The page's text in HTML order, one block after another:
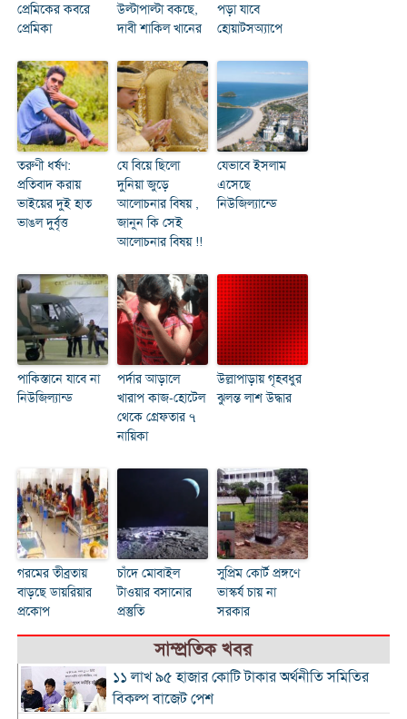
প্রেমিকের কবরে
প্রেমিকা
উল্টাপাল্টা বকছে,
দাবী শাকিল খানের
পড়া যাবে
হোয়াটসঅ্যাপে
তরুণী ধর্ষণ:
প্রতিবাদ করায়
ভাইয়ের দুই হাত
ভাঙল দুর্বৃত্ত
যে বিয়ে ছিলো
দুনিয়া জুড়ে
আলোচনার বিষয় ,
জানুন কি সেই
আলোচনার বিষয় !!
যেভাবে ইসলাম
এসেছে
নিউজিল্যান্ডে
পাকিস্তানে যাবে না
নিউজিল্যান্ড
পর্দার আড়ালে
খারাপ কাজ-হোটেল
থেকে গ্রেফতার ৭
নায়িকা
উল্লাপাড়ায় গৃহবধুর
ঝুলন্ত লাশ উদ্ধার
গরমের তীব্রতায়
বাড়ছে ডায়রিয়ার
প্রকোপ
চাঁদে মোবাইল
টাওয়ার বসানোর
প্রস্তুতি
সুপ্রিম কোর্ট প্রঙ্গণে
ভাস্কর্য চায় না
সরকার
সাম্প্রতিক খবর
১১ লাখ ৯৫ হাজার কোটি টাকার অর্থনীতি সমিতির
বিকল্প বাজেট পেশ